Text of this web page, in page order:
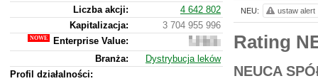
Rating
NEUCA
NEU: ustaw alert
Liczba akcji:
4 642 802
Kapitalizacja:
3 704 955 996
Enterprise Value:
4
137
905
Branża:
Dystrybucja leków
Profil działalności: